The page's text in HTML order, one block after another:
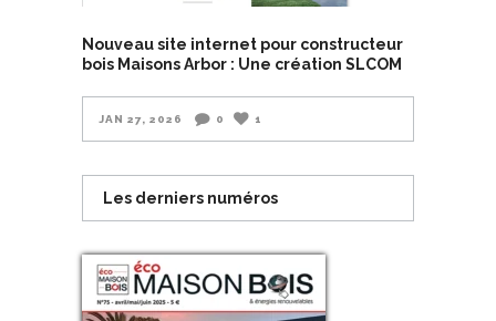
Nouveau site internet pour constructeur
bois Maisons Arbor : Une création SLCOM
JAN 27, 2026 0 1
Les derniers numéros